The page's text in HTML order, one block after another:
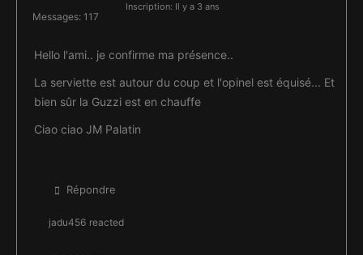
Messages: 117
Inscription: Il y a 3 ans
Hello l'ami.. je confirme ma présence..
La serviette est autour du coup et l'opinel est équisé... Et
bien sûr la Guzzi est en chauffe
Ciao ciao JM Palatin
Répondre
jadu456 reacted